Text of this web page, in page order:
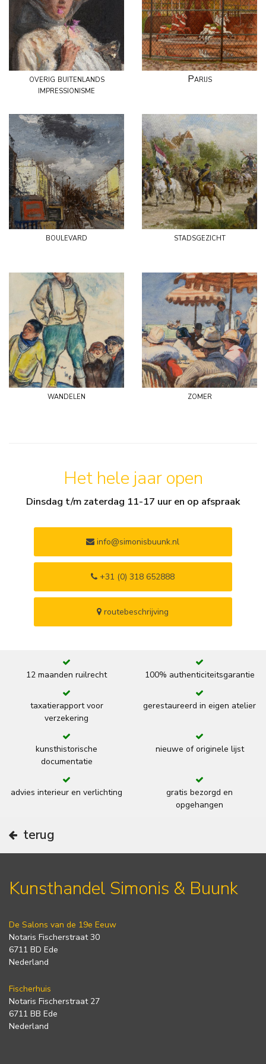
overig buitenlands
impressionisme
Parijs
boulevard stadsgezicht
wandelen zomer
Het hele jaar open
Dinsdag t/m zaterdag 11-17 uur en op afspraak
info@simonisbuunk.nl
+31 (0) 318 652888
routebeschrijving
12 maanden ruilrecht 100% authenticiteitsgarantie
taxatierapport voor
verzekering
gerestaureerd in eigen atelier
kunsthistorische
documentatie
nieuwe of originele lijst
advies interieur en verlichting
gratis bezorgd en
opgehangen
terug
Kunsthandel Simonis & Buunk
De Salons van de 19e Eeuw
Notaris Fischerstraat 30
6711 BD Ede
Nederland
Fischerhuis
Notaris Fischerstraat 27
6711 BB Ede
Nederland